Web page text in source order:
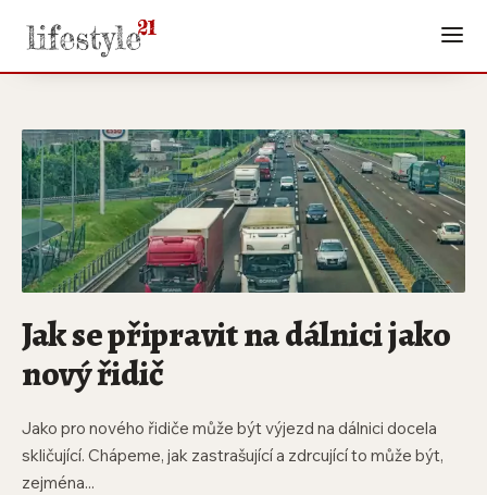
Jak se připravit na dálnici jako
nový řidič
Jako pro nového řidiče může být výjezd na dálnici docela
skličující. Chápeme, jak zastrašující a zdrcující to může být,
zejména...